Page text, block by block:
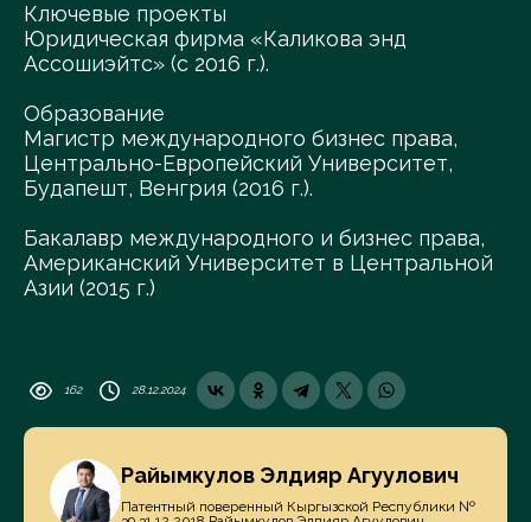
Ключевые проекты
Юридическая фирма «Каликова энд
Ассошиэйтс» (с 2016 г.).
Образование
Магистр международного бизнес права,
Центрально-Европейский Университет,
Будапешт, Венгрия (2016 г.).
Бакалавр международного и бизнес права,
Американский Университет в Центральной
Азии (2015 г.)
162 28.12.2024
Райымкулов Элдияр Агуулович
Патентный поверенный Кыргызской Республики №